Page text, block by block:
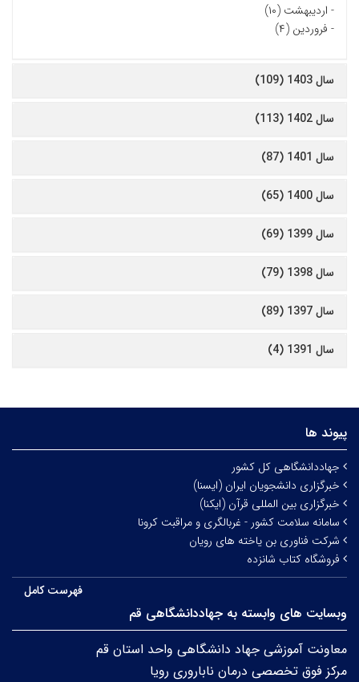
- اردیبهشت (۱۰)
- فروردین (۴)
سال 1403 (109)
سال 1402 (113)
سال 1401 (87)
سال 1400 (65)
سال 1399 (69)
سال 1398 (79)
سال 1397 (89)
سال 1391 (4)
پیوند ها
جهاددانشگاهی کل کشور
خبرگزاری دانشجویان ایران (ایسنا)
خبرگزاری بین المللی قرآن (ایکنا)
سامانه سلامت کشور - غربالگری و مراقبت کرونا
شرکت فناوری بن یاخته های رویان
فروشگاه کتاب شانزده
فهرست کامل
وبسایت های وابسته به جهاددانشگاهی قم
معاونت آموزشی جهاد دانشگاهی واحد استان قم
مرکز فوق تخصصی درمان ناباروری رویا